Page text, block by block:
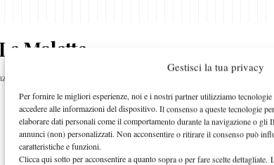
Gestisci la tua privacy
Per fornire le migliori esperienze, noi e i nostri partner utilizziamo
accedere alle informazioni del dispositivo. Il consenso a queste tecnologie
elaborare dati personali come il comportamento durante la navigazione o
annunci (non) personalizzati. Non acconsentire o ritirare il consenso può
caratteristiche e funzioni.
Clicca qui sotto per acconsentire a quanto sopra o per fare scelte dettagliate.
Molette
nel virtuoso esempio…
1 2